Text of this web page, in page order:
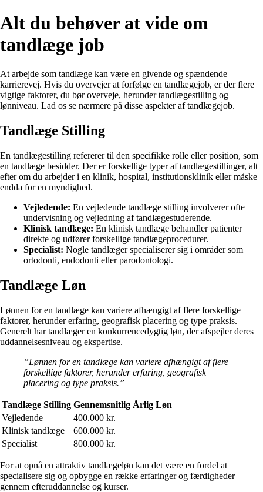
Alt du behøver at vide om
tandlæge job
At arbejde som tandlæge kan være en givende og spændende
karrierevej. Hvis du overvejer at forfølge en tandlægejob, er der flere
vigtige faktorer, du bør overveje, herunder tandlægestilling og
lønniveau. Lad os se nærmere på disse aspekter af tandlægejob.
Tandlæge Stilling
En tandlægestilling refererer til den specifikke rolle eller position, som
en tandlæge besidder. Der er forskellige typer af tandlægestillinger, alt
efter om du arbejder i en klinik, hospital, institutionsklinik eller måske
endda for en myndighed.
Vejledende: En vejledende tandlæge stilling involverer ofte
undervisning og vejledning af tandlægestuderende.
Klinisk tandlæge: En klinisk tandlæge behandler patienter
direkte og udfører forskellige tandlægeprocedurer.
Specialist: Nogle tandlæger specialiserer sig i områder som
ortodonti, endodonti eller parodontologi.
Tandlæge Løn
Lønnen for en tandlæge kan variere afhængigt af flere forskellige
faktorer, herunder erfaring, geografisk placering og type praksis.
Generelt har tandlæger en konkurrencedygtig løn, der afspejler deres
uddannelsesniveau og ekspertise.
”Lønnen for en tandlæge kan variere afhængigt af flere
forskellige faktorer, herunder erfaring, geografisk
placering og type praksis.”
Tandlæge Stilling Gennemsnitlig Årlig Løn
Vejledende
400.000 kr.
Klinisk tandlæge
600.000 kr.
Specialist
800.000 kr.
For at opnå en attraktiv tandlægeløn kan det være en fordel at
specialisere sig og opbygge en række erfaringer og færdigheder
gennem efteruddannelse og kurser.